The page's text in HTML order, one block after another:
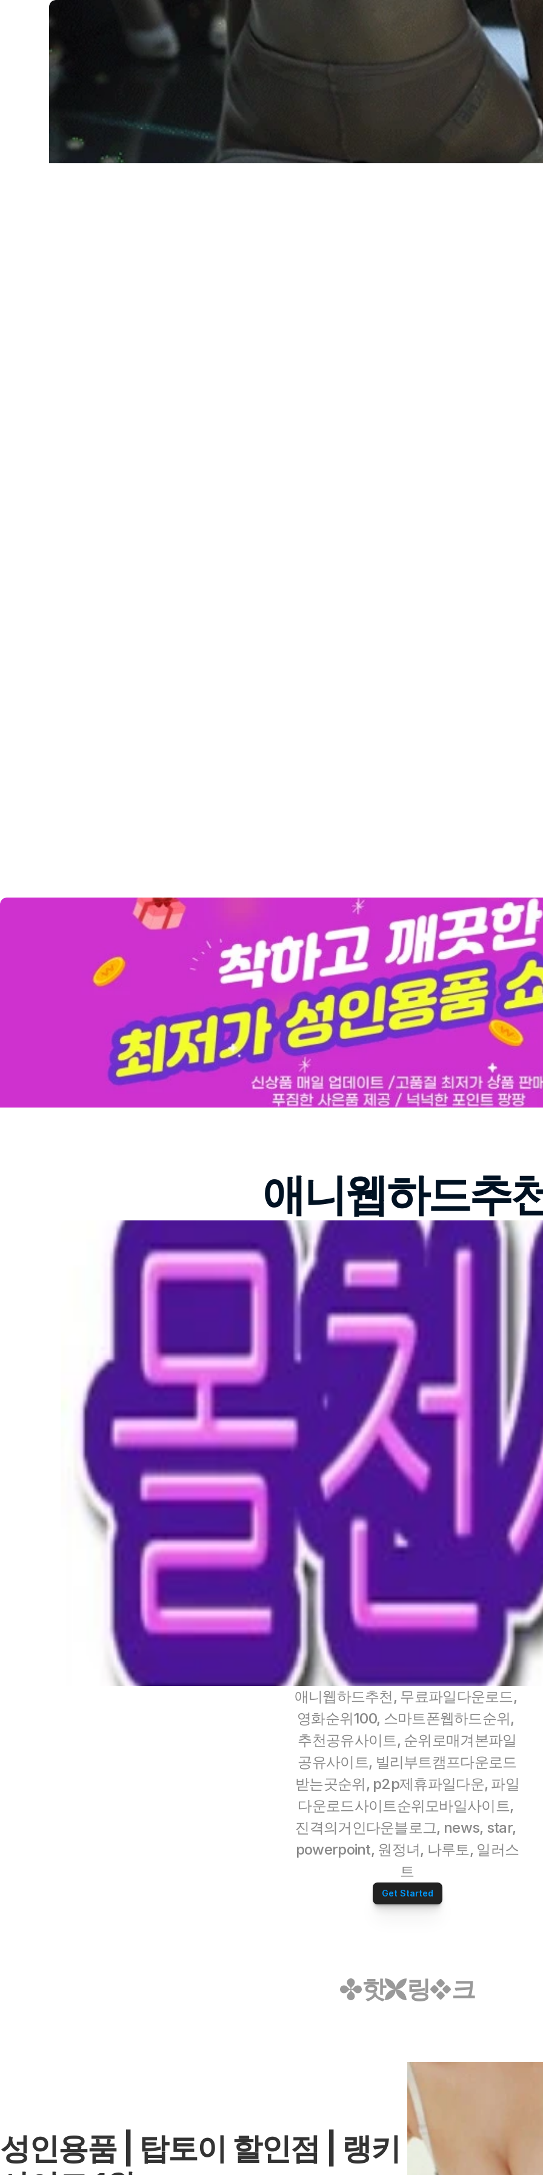
애니웹하드추
애니웹하드추천, 무료파일다운로드,
영화순위100, 스마트폰웹하드순위,
추천공유사이트, 순위로매겨본파일
공유사이트, 빌리부트캠프다운로드
받는곳순위, p2p제휴파일다운, 파일
다운로드사이트순위모바일사이트,
진격의거인다운블로그, news, star,
powerpoint, 원정녀, 나루토, 일러스
트
Get Started
핫 링 크
성인용품 | 탑토이 할인점 | 랭키